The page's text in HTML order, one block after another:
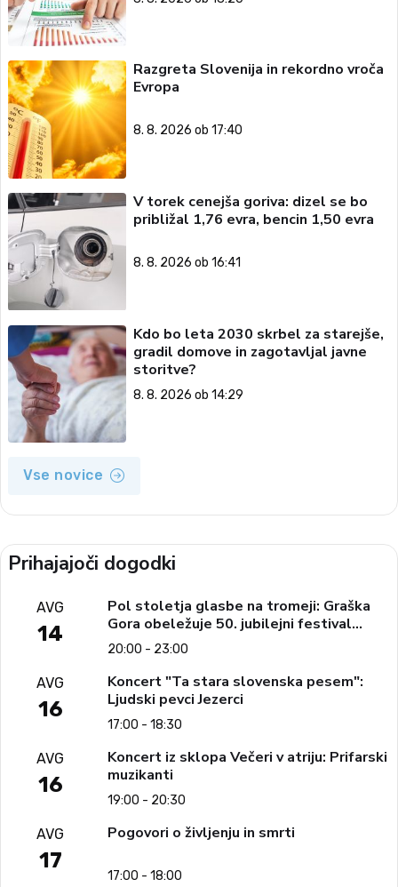
Razgreta Slovenija in rekordno vroča
Evropa
8. 8. 2026 ob 17:40
V torek cenejša goriva: dizel se bo
približal 1,76 evra, bencin 1,50 evra
8. 8. 2026 ob 16:41
Kdo bo leta 2030 skrbel za starejše,
gradil domove in zagotavljal javne
storitve?
8. 8. 2026 ob 14:29
Vse novice
Prihajajoči dogodki
AVG
14
Pol stoletja glasbe na tromeji: Graška
Gora obeležuje 50. jubilejni festival
narodno-zabavne glasbe
20:00 - 23:00
AVG
16
Koncert "Ta stara slovenska pesem":
Ljudski pevci Jezerci
17:00 - 18:30
AVG
16
Koncert iz sklopa Večeri v atriju: Prifarski
muzikanti
19:00 - 20:30
AVG
17
Pogovori o življenju in smrti
17:00 - 18:00